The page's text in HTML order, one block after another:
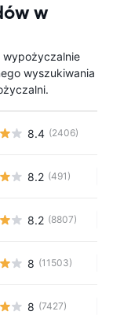
w
wypożyczalnie
wyszukiwania
8.4 (2406)
8.2 (491)
8.2 (8807)
8 (11503)
8 (7427)